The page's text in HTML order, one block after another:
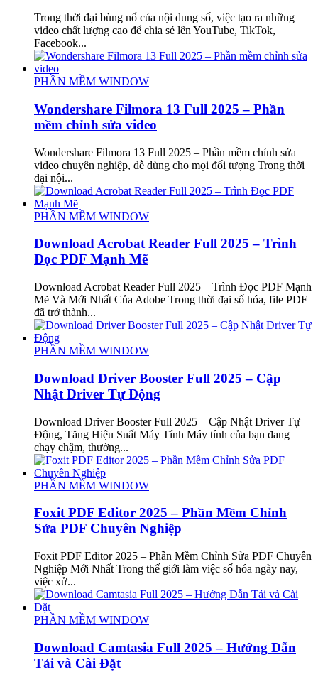
Trong thời đại bùng nổ của nội dung số, việc tạo ra những
video chất lượng cao để chia sẻ lên YouTube, TikTok,
Facebook...
PHẦN MỀM WINDOW
Wondershare Filmora 13 Full 2025 – Phần
mềm chỉnh sửa video
Wondershare Filmora 13 Full 2025 – Phần mềm chỉnh sửa
video chuyên nghiệp, dễ dùng cho mọi đối tượng Trong thời
đại nội...
PHẦN MỀM WINDOW
Download Acrobat Reader Full 2025 – Trình
Đọc PDF Mạnh Mẽ
Download Acrobat Reader Full 2025 – Trình Đọc PDF Mạnh
Mẽ Và Mới Nhất Của Adobe Trong thời đại số hóa, file PDF
đã trở thành...
PHẦN MỀM WINDOW
Download Driver Booster Full 2025 – Cập
Nhật Driver Tự Động
Download Driver Booster Full 2025 – Cập Nhật Driver Tự
Động, Tăng Hiệu Suất Máy Tính Máy tính của bạn đang
chạy chậm, thường...
PHẦN MỀM WINDOW
Foxit PDF Editor 2025 – Phần Mềm Chỉnh
Sửa PDF Chuyên Nghiệp
Foxit PDF Editor 2025 – Phần Mềm Chỉnh Sửa PDF Chuyên
Nghiệp Mới Nhất Trong thế giới làm việc số hóa ngày nay,
việc xử...
PHẦN MỀM WINDOW
Download Camtasia Full 2025 – Hướng Dẫn
Tải và Cài Đặt